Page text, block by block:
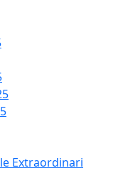
Extraordinari